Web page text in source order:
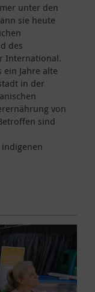
unter den
sie heute
des
International.
Jahre alte
in der
von
sind